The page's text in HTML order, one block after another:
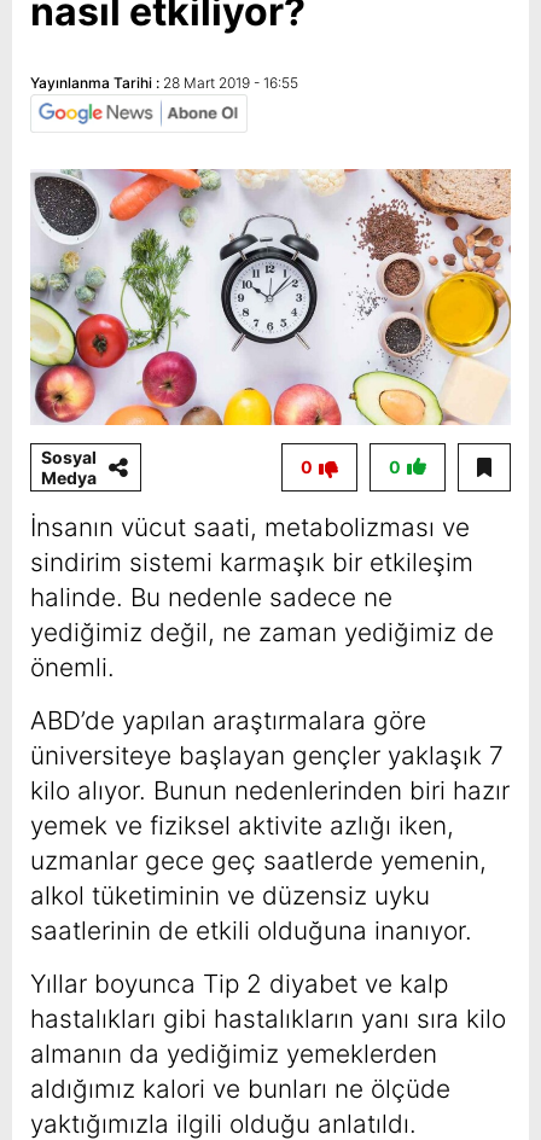
nasıl etkiliyor?
Yayınlanma Tarihi : 28 Mart 2019 - 16:55
Sosyal
Medya
0
0
İnsanın vücut saati, metabolizması ve
sindirim sistemi karmaşık bir etkileşim
halinde. Bu nedenle sadece ne
yediğimiz değil, ne zaman yediğimiz de
önemli.
ABD’de yapılan araştırmalara göre
üniversiteye başlayan gençler yaklaşık 7
kilo alıyor. Bunun nedenlerinden biri hazır
yemek ve fiziksel aktivite azlığı iken,
uzmanlar gece geç saatlerde yemenin,
alkol tüketiminin ve düzensiz uyku
saatlerinin de etkili olduğuna inanıyor.
Yıllar boyunca Tip 2 diyabet ve kalp
hastalıkları gibi hastalıkların yanı sıra kilo
almanın da yediğimiz yemeklerden
aldığımız kalori ve bunları ne ölçüde
yaktığımızla ilgili olduğu anlatıldı.